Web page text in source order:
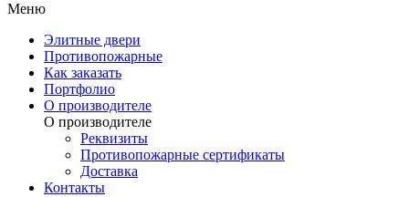
Меню
Элитные двери
Противопожарные
Как заказать
Портфолио
О производителе
О производителе
Реквизиты
Противопожарные сертификаты
Доставка
Контакты